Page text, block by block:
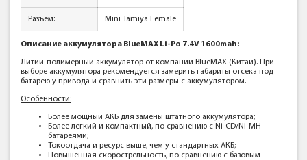
Разъём: Mini Tamiya Female
Описание аккумулятора BlueMAX Li-Po 7.4V 1600mah:
Литий-полимерный аккумулятор от компании BlueMAX (Китай). При
выборе аккумулятора рекомендуется замерить габариты отсека под
батарею у привода и сравнить эти размеры с аккумулятором.
Особенности:
Более мощный АКБ для замены штатного аккумулятора;
Более легкий и компактный, по сравнению с Ni-CD/Ni-MH
батареями;
Токоотдача и ресурс выше, чем у стандартных АКБ;
Повышенная скорострельность, по сравнению с базовым